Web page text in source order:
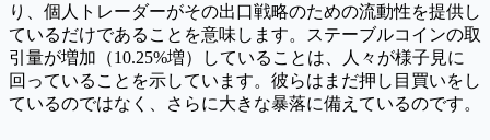
り、個人トレーダーがその出口戦略のための流動性を提供し
ているだけであることを意味します。ステーブルコインの取
引量が増加（10.25%増）していることは、人々が様子見に
回っていることを示しています。彼らはまだ押し目買いをし
ているのではなく、さらに大きな暴落に備えているのです。